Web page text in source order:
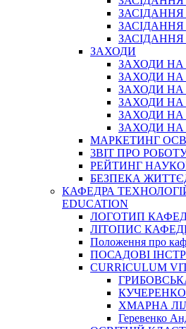
ЗАСІДАННЯ
ЗАСІДАННЯ
ЗАСІДАННЯ
ЗАХОДИ
ЗАХОДИ НА
ЗАХОДИ НА
ЗАХОДИ НА
ЗАХОДИ НА
ЗАХОДИ НА
ЗАХОДИ НА
МАРКЕТИНГ
3BIT ПРО
РЕЙТИНГ
БЕЗПЕКА
КАФЕДРА ТЕХНОЛОГІЙ
EDUCATION
ЛОГОТИП
ЛІТОПИС
Положення про
ПОСАДОВІ
CURRICULUM
ХМАРНА
Геревенко